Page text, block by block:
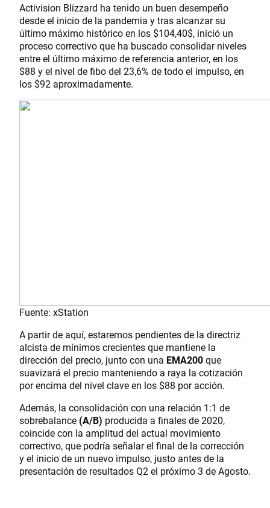
Activision Blizzard ha tenido un buen desempeño
desde el inicio de la pandemia y tras alcanzar su
último máximo histórico en los $104,40$, inició un
proceso correctivo que ha buscado consolidar niveles
entre el último máximo de referencia anterior, en los
$88 y el nivel de fibo del 23,6% de todo el impulso, en
los $92 aproximadamente.
Fuente: xStation
A partir de aquí, estaremos pendientes de la directriz
alcista de mínimos crecientes que mantiene la
dirección del precio, junto con una EMA200que
suavizará el precio manteniendo a raya la cotización
por encima del nivel clave en los $88 por acción.
Además, la consolidación con una relación 1:1 de
sobrebalance (A/B) producida a finales de 2020,
coincide con la amplitud del actual movimiento
correctivo, que podría señalar el final de la corrección
y el inicio de un nuevo impulso, justo antes de la
presentación de resultados Q2 el próximo 3 de Agosto.